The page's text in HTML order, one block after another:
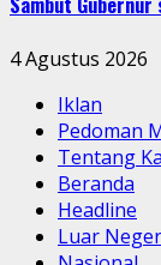
4 Agustus 2026
Iklan
Pedoman
Tentang
Beranda
Headline
Luar